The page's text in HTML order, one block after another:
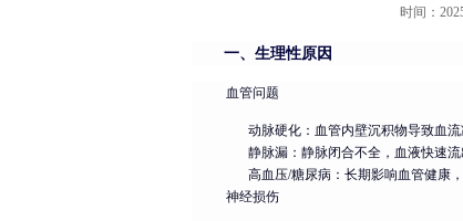
时间：
一、生理性原因
血管问题
动脉硬化：血管内壁沉积物导致血流
静脉漏：静脉闭合不全，血液快速流
高血压/糖尿病：长期影响血管健康
神经损伤